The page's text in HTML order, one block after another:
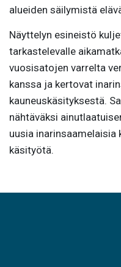
alueiden säilymistä
Näyttelyn esineistö
tarkastelevalle
vuosisatojen varrelta
kanssa ja kertovat
kauneuskäsityksestä.
nähtäväksi
uusia
käsityötä.